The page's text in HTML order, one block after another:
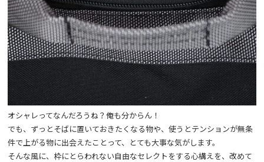
オシャレってなんだろうね？俺も分からん！
でも、ずっとそばに置いておきたくなる物や、使うとテンションが無条
件で上がる物に出会えたことって、とても大事な気がします。
そんな風に、枠にとらわれない自由なセレクトをする心構えを、改めて